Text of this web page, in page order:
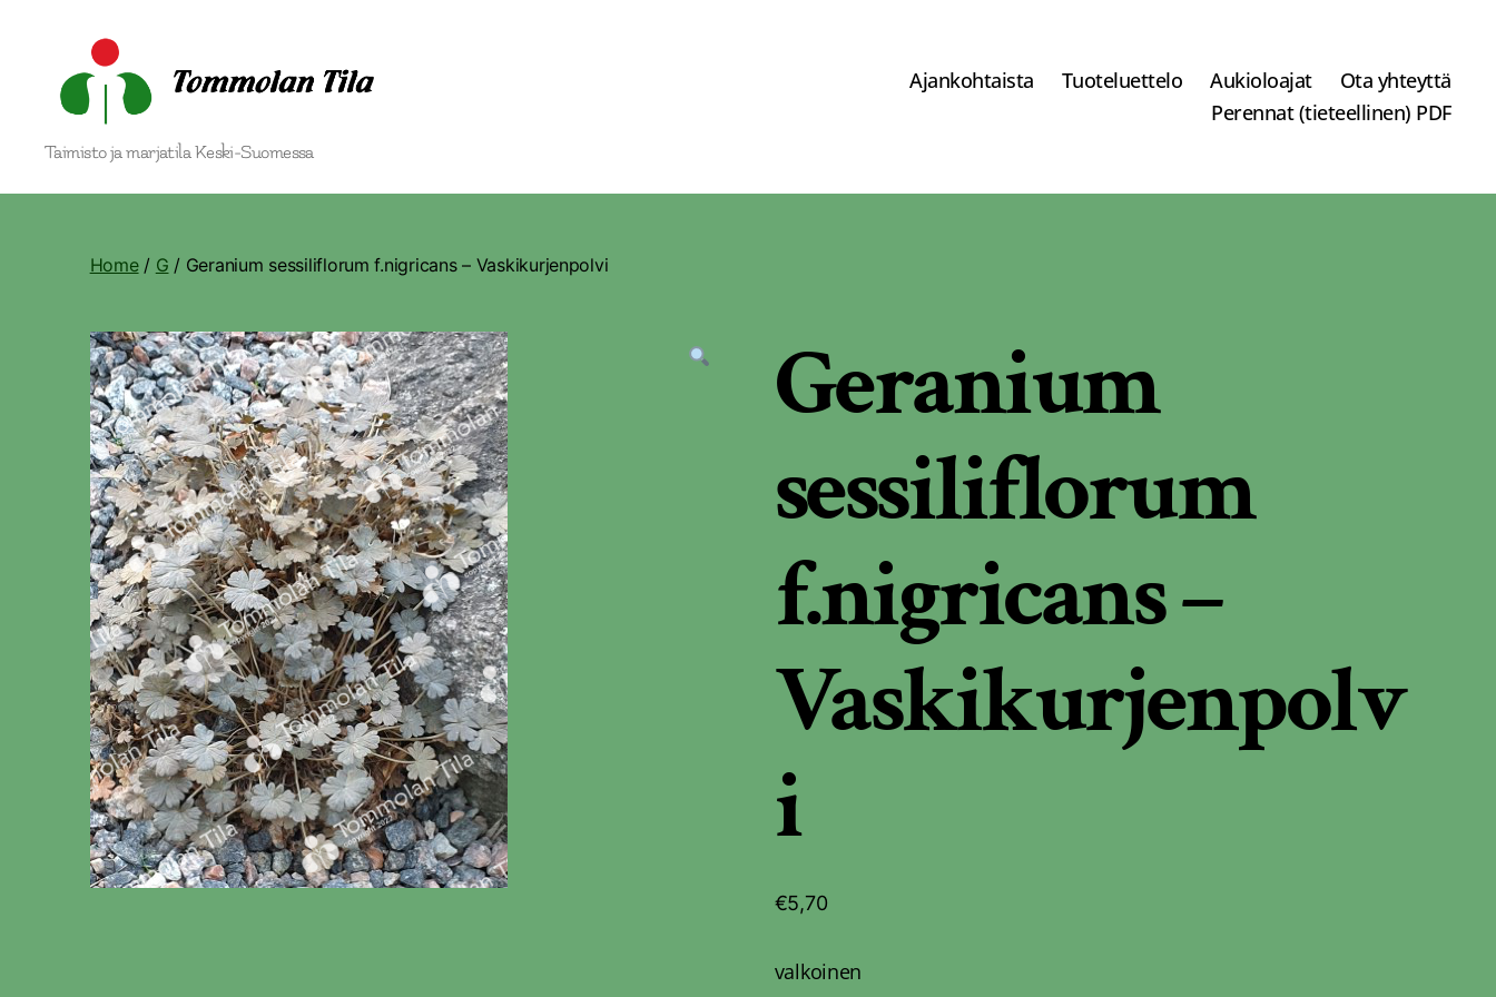
Tommolan
Tila
Taimisto ja marjatila Keski-Suomessa
Ajankohtaista Tuoteluettelo Aukioloajat
Ota yhteyttä
Perennat (tieteellinen) PDF
Home/ G / Geranium sessiliflorum f.nigricans – Vaskikurjenpolvi
Geranium
sessiliflorum
f.nigricans –
Vaskikurjenpolv
i
€5,70
valkoinen